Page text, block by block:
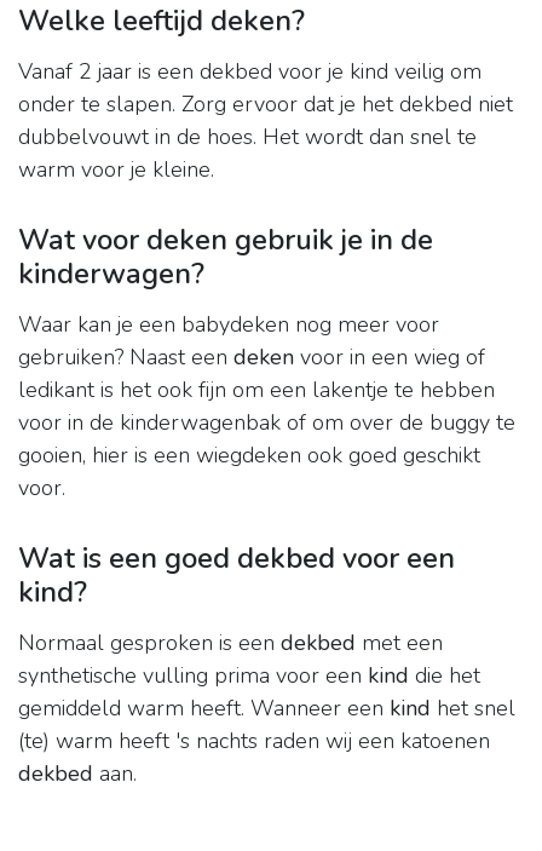
Welke leeftijd deken?
Vanaf 2 jaar is een dekbed voor je kind veilig om
onder te slapen. Zorg ervoor dat je het dekbed niet
dubbelvouwt in de hoes. Het wordt dan snel te
warm voor je kleine.
Wat voor deken gebruik je in de
kinderwagen?
Waar kan je een babydeken nog meer voor
gebruiken? Naast een deken voor in een wieg of
ledikant is het ook fijn om een lakentje te hebben
voor in de kinderwagenbak of om over de buggy te
gooien, hier is een wiegdeken ook goed geschikt
voor.
Wat is een goed dekbed voor een
kind?
Normaal gesproken is een dekbed met een
synthetische vulling prima voor een kind die het
gemiddeld warm heeft. Wanneer een kind het snel
(te) warm heeft 's nachts raden wij een katoenen
dekbed aan.